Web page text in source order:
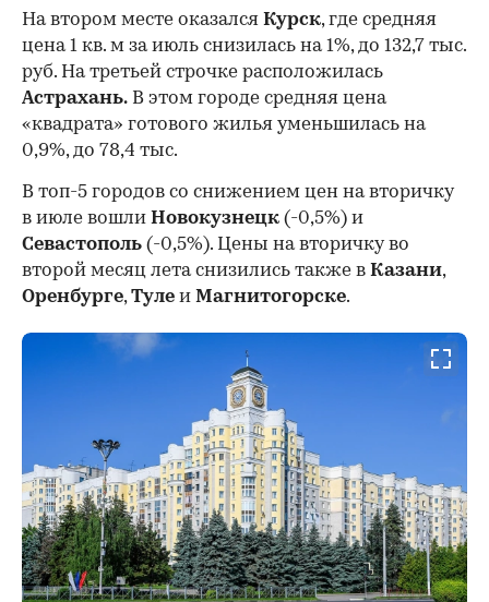
На втором месте оказался Курск, где средняя
цена 1 кв. м за июль снизилась на 1%, до 132,7 тыс.
руб. На третьей строчке расположилась
Астрахань. В этом городе средняя цена
«квадрата» готового жилья уменьшилась на
0,9%, до 78,4 тыс.
В топ-5 городов со снижением цен на вторичку
в июле вошли Новокузнецк (-0,5%) и
Севастополь (-0,5%). Цены на вторичку во
второй месяц лета снизились также в Казани,
Оренбурге,Туле и Магнитогорске.